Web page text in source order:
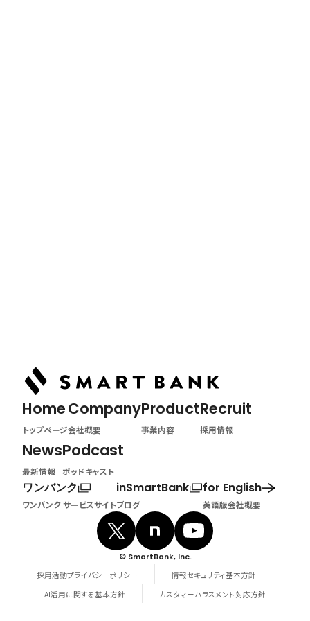
Home
トップページ
Company
会社概要
Product
事業内容
Recruit
採用情報
News
最新情報
Podcast
ポッドキャスト
ワンバンク
ワンバンク サービスサイト
inSmartBank
ブログ
for English
英語版会社概要
© SmartBank, Inc.
採用活動プライバシーポリシー
情報セキュリティ基本方針
AI活用に関する基本方針
カスタマーハラスメント対応方針